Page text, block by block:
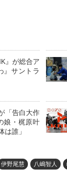
』が総合ア
』サントラ
「告白大作
娘・梶原叶
は誰」
伊野尾慧 八嶋智人